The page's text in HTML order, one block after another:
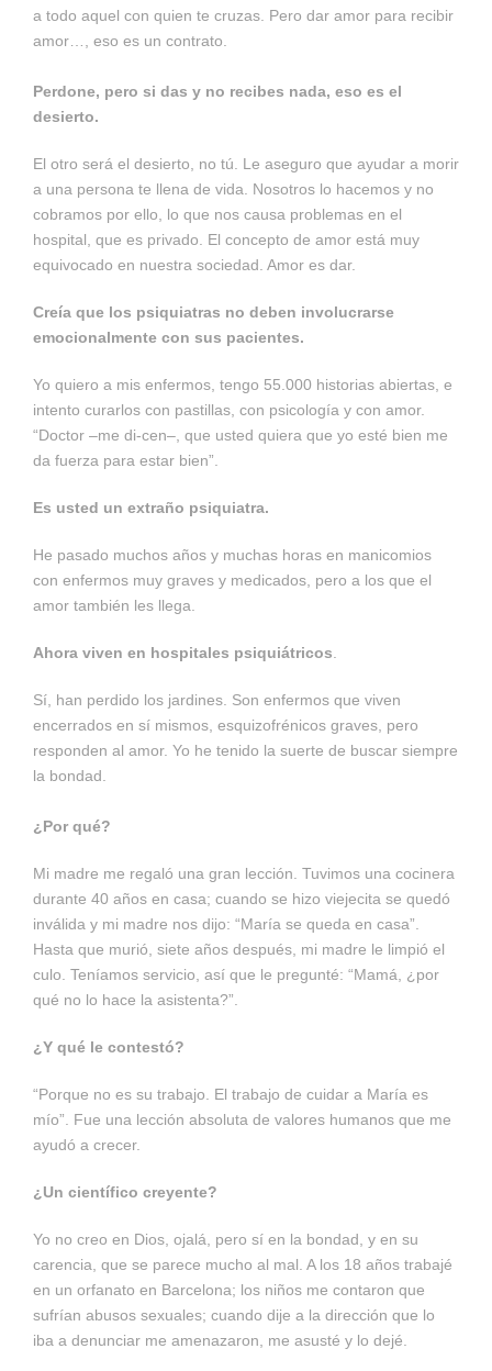
a todo aquel con quien te cruzas. Pero dar amor para recibir
amor…, eso es un contrato.
Perdone, pero si das y no recibes nada, eso es el
desierto.
El otro será el desierto, no tú. Le aseguro que ayudar a morir
a una persona te llena de vida. Nosotros lo hacemos y no
cobramos por ello, lo que nos causa problemas en el
hospital, que es privado. El concepto de amor está muy
equivocado en nuestra sociedad. Amor es dar.
Creía que los psiquiatras no deben involucrarse
emocionalmente con sus pacientes.
Yo quiero a mis enfermos, tengo 55.000 historias abiertas, e
intento curarlos con pastillas, con psicología y con amor.
“Doctor –me di-cen–, que usted quiera que yo esté bien me
da fuerza para estar bien”.
Es usted un extraño psiquiatra.
He pasado muchos años y muchas horas en ­manicomios
con enfermos muy graves y medicados, pero a los que el
amor también les llega.
Ahora viven en hospitales psiquiátricos
Sí, han perdido los jardines. Son enfermos que viven
encerrados en sí mismos, esquizofrénicos graves, pero
responden al amor. Yo he tenido la suerte de buscar siempre
la bondad.
¿Por qué?
Mi madre me regaló una gran lección. Tuvimos una cocinera
durante 40 años en casa; cuando se hizo viejecita se quedó
inválida y mi madre nos dijo: “María se queda en casa”.
Hasta que murió, siete años después, mi madre le limpió el
culo. Teníamos servicio, así que le pregunté: “Mamá, ¿por
qué no lo hace la asistenta?”.
¿Y qué le contestó?
“Porque no es su trabajo. El trabajo de cuidar a María es
mío”. Fue una lección absoluta de valores humanos que me
ayudó a crecer.
¿Un científico creyente?
Yo no creo en Dios, ojalá, pero sí en la bondad, y en su
carencia, que se parece mucho al mal. A los 18 años trabajé
en un orfanato en Barcelona; los niños me contaron que
sufrían abusos sexuales; cuando dije a la dirección que lo
iba a denunciar me amenazaron, me asusté y lo dejé.